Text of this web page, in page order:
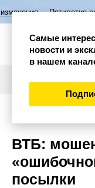
семьи в
ВТБ:
посылки
Самые
новости и
в нашем